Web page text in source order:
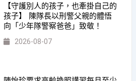
【守護別人的孩子，也牽掛自己的
孩子】 陳隊長以刑警父親的體悟
向「少年隊警察爸爸」致敬！
2026-08-07